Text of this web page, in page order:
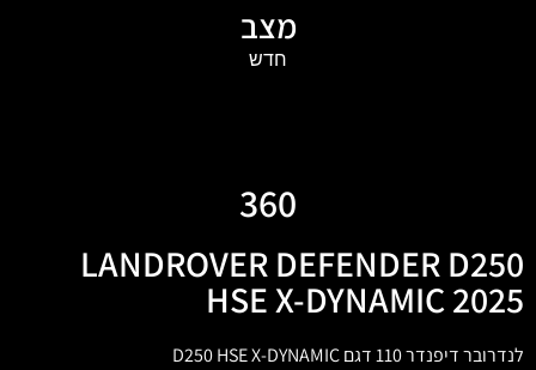
מצב
חדש
360
LANDROVER DEFENDER D250
HSE X-DYNAMIC 2025
לנדרובר דיפנדר 110 דגם D250 HSE X-DYNAMIC